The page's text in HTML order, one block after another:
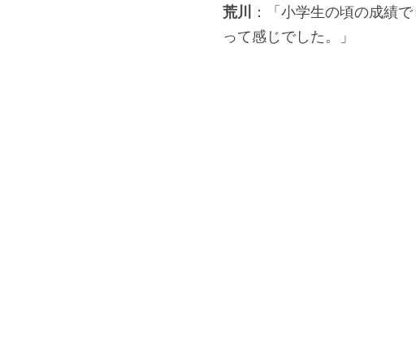
荒川 ：「小学生の頃の成績
って感じでした。」